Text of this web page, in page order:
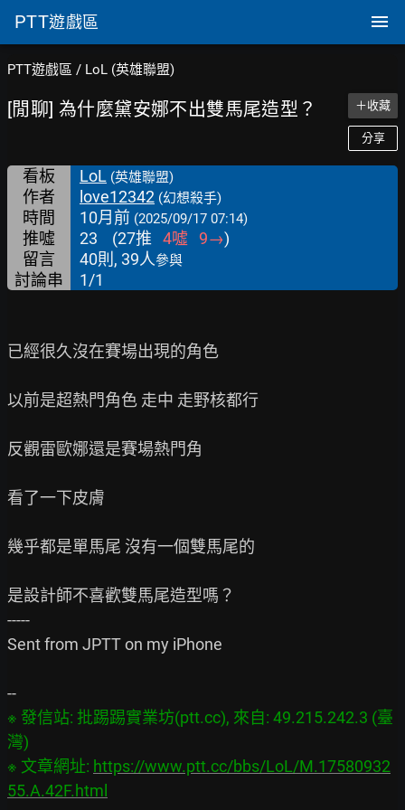
PTT遊戲區
PTT遊戲區 / LoL (英雄聯盟)
[閒聊] 為什麼黛安娜不出雙馬尾造型？ ＋收藏
分享
看板 LoL (英雄聯盟)
作者 love12342 (幻想殺手)
時間 10月前 (2025/09/17 07:14)
推噓 23 (27推 4噓 9→)
留言
40則, 39人參與
討論串 1/1
已經很久沒在賽場出現的角色
以前是超熱門角色 走中 走野核都行
反觀雷歐娜還是賽場熱門角
看了一下皮膚
幾乎都是單馬尾 沒有一個雙馬尾的
是設計師不喜歡雙馬尾造型嗎？
-----
Sent from JPTT on my iPhone
※ 發信站: 批踢踢實業坊(ptt.cc), 來自: 49.215.242.3 (臺
灣)
※ 文章網址: https://www.ptt.cc/bbs/LoL/M.17580932
55.A.42F.html